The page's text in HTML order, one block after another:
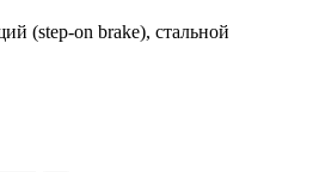
(step-on brake), стальной